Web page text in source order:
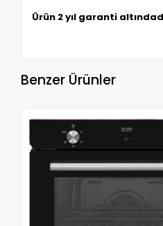
Ürün 2 yıl garanti
Benzer Ürünler